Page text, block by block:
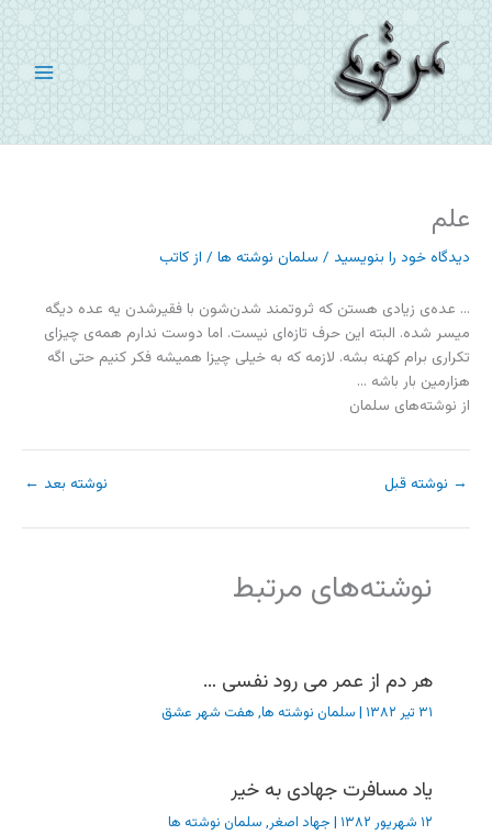
پرش
به
محتوا
علم
دیدگاه‌ خود را بنویسید / سلمان نوشته ها / از کاتب
… عده‌ی زیادی هستن که ثروتمند شدن‌شون با فقیرشدن یه عده دیگه
میسر شده. البته این حرف تازه‌ای نیست. اما دوست ندارم همه‌ی چیزای
تکراری برام کهنه بشه. لازمه که به خیلی چیزا همیشه فکر کنیم حتی اگه
هزارمین بار باشه …
از نوشته‌های سلمان
→ نوشته قبل نوشته بعد ←
نوشته‌های مرتبط
هر دم از عمر می رود نفسی …
۳۱ تیر ۱۳۸۲ | سلمان نوشته ها, هفت شهر عشق
یاد مسافرت جهادی به خیر
۱۲ شهریور ۱۳۸۲ | جهاد اصغر, سلمان نوشته ها